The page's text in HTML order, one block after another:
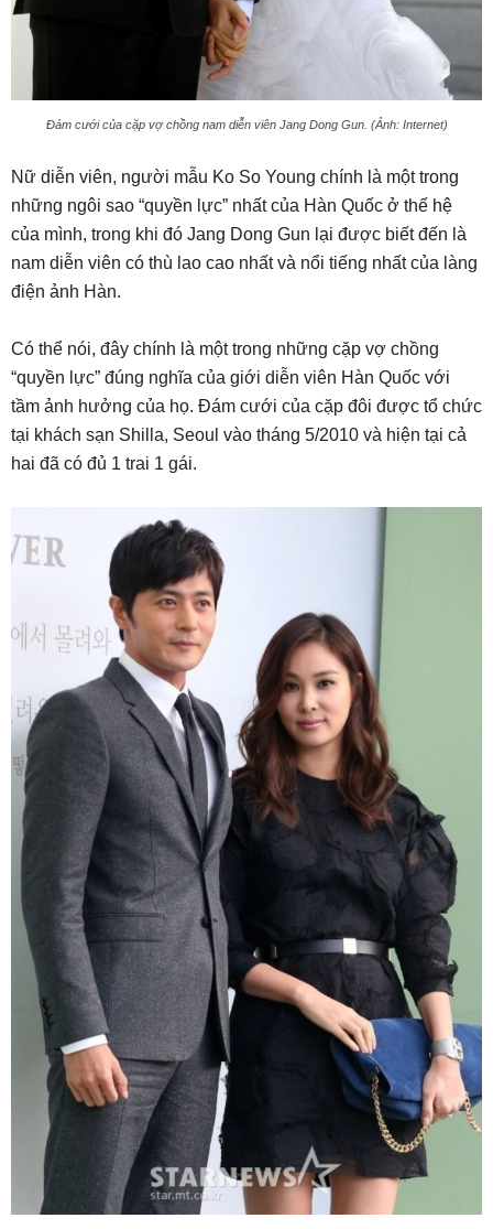
Đám cưới của cặp vợ chồng nam diễn viên Jang Dong Gun. (Ảnh: Internet)
Nữ diễn viên, người mẫu Ko So Young chính là một trong
những ngôi sao “quyền lực” nhất của Hàn Quốc ở thế hệ
của mình, trong khi đó Jang Dong Gun lại được biết đến là
nam diễn viên có thù lao cao nhất và nổi tiếng nhất của làng
điện ảnh Hàn.
Có thể nói, đây chính là một trong những cặp vợ chồng
“quyền lực” đúng nghĩa của giới diễn viên Hàn Quốc với
tầm ảnh hưởng của họ. Đám cưới của cặp đôi được tổ chức
tại khách sạn Shilla, Seoul vào tháng 5/2010 và hiện tại cả
hai đã có đủ 1 trai 1 gái.